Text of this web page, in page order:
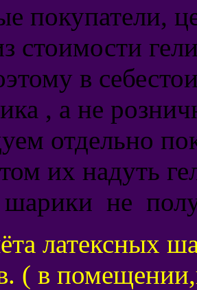
покупатели,
стоимости
в
, а не
отдельно
их надуть
шарики не
латексных
( в